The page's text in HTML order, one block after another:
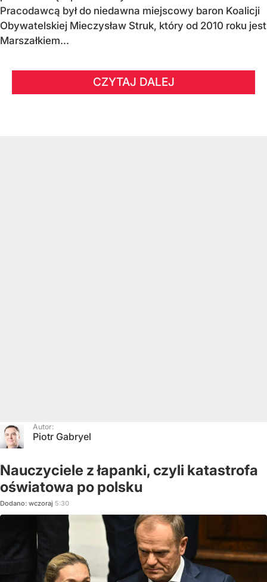
Pracodawcą był do niedawna miejscowy baron Koalicji
Obywatelskiej Mieczysław Struk, który od 2010 roku jest
Marszałkiem...
CZYTAJ DALEJ
Autor:
Piotr Gabryel
Nauczyciele z łapanki, czyli katastrofa
oświatowa po polsku
Dodano: wczoraj 5:30